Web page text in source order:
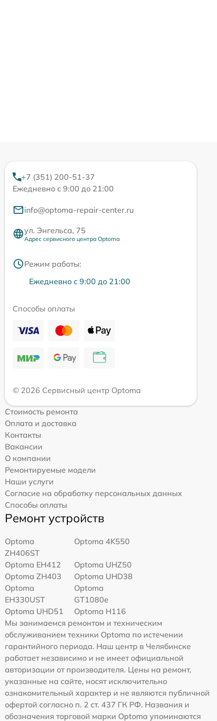
+7 (351) 200-51-37
Ежедневно с 9:00 до 21:00
info@optoma-repair-center.ru
ул. Энгельса, 75
Адрес сервисного центра Optoma
Режим работы:
Ежедневно с 9:00 до 21:00
Способы оплаты
© 2026 Сервисный центр Optoma
Стоимость ремонта
Оплата и доставка
Контакты
Вакансии
О компании
Ремонтируемые модели
Наши услуги
Согласие на обработку персональных данных
Способы оплаты
Ремонт устройств
Optoma
ZH406ST
Optoma 4K550
Optoma EH412
Optoma UHZ50
Optoma ZH403
Optoma UHD38
Optoma
EH330UST
Optoma
GT1080e
Optoma UHD51
Optoma H116
Мы занимаемся ремонтом и техническим
обслуживанием техники Optoma по истечении
гарантийного периода. Наш центр в Челябинске
работает независимо и не имеет официальной
авторизации от производителя. Цены на ремонт,
указанные на сайте, носят исключительно
ознакомительный характер и не являются публичной
офертой согласно п. 2 ст. 437 ГК РФ. Названия и
обозначения торговой марки Optoma упоминаются